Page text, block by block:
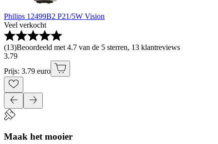
Philips 12499B2 P21/5W Vision
Veel verkocht
(13)Beoordeeld met 4.7 van de 5 sterren, 13 klantreviews
3.79
Prijs: 3.79 euro
Maak het mooier